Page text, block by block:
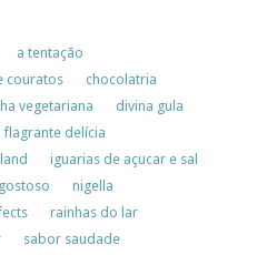
a tentação
couratos
chocolatria
vegetariana
divina gula
flagrante delícia
iguarias de açucar e sal
nigella
rainhas do lar
sabor saudade